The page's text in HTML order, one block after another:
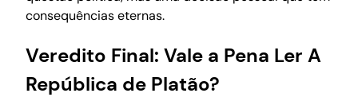
consequências eternas.
Veredito Final: Vale a Pena Ler A
República de Platão?